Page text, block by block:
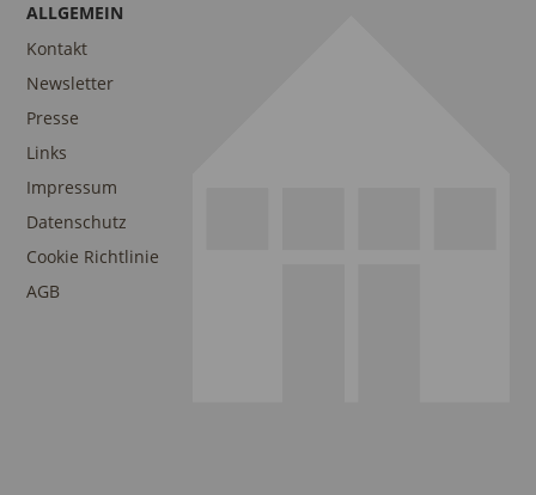
ALLGEMEIN
Kontakt
Newsletter
Presse
Links
Impressum
Datenschutz
Cookie Richtlinie
AGB